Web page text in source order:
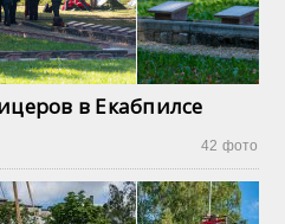
в Екабпилсе
42 фото